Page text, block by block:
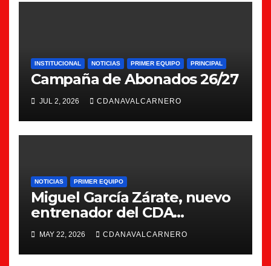
INSTITUCIONAL NOTICIAS PRIMER EQUIPO PRINCIPAL
Campaña de Abonados 26/27
JUL 2, 2026 CDANAVALCARNERO
NOTICIAS PRIMER EQUIPO
Miguel García Zárate, nuevo
entrenador del CDA
Navalcarnero
MAY 22, 2026 CDANAVALCARNERO